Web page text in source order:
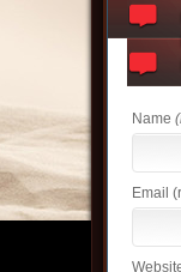
Name
Email